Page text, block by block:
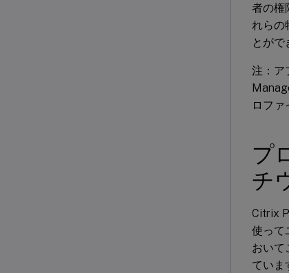
者の権
れらの
とがで
注：ア
ロファ
プ
チ
Citrix
使って
おい
ていま